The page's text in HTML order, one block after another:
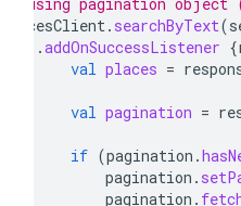
placesClient. searchByText(
.addOnSuccessListener {
val places =
val pagination =
if (pagination .
pagination .
pagination .